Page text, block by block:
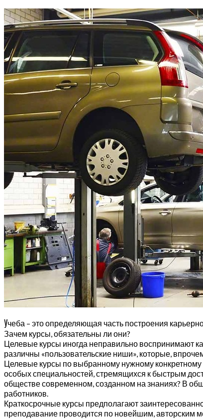
Учеба – это определяющая часть построения
Зачем курсы, обязательны ли они?
Целевые курсы иногда неправильно воспринимают
различны «пользовательские ниши», которые,
Целевые курсы по выбранному нужному
особых специальностей, стремящихся к быстрым
обществе современном, созданном на знаниях? В
работников.
Краткосрочные курсы предполагают
преподавание проводится по новейшим, авторским